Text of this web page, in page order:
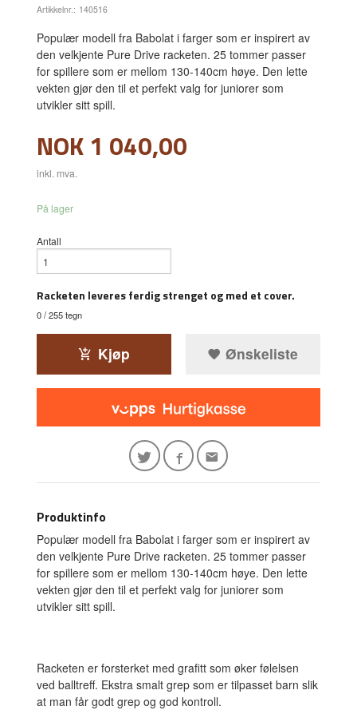
Artikkelnr.: 140516
Populær modell fra Babolat i farger som er inspirert av
den velkjente Pure Drive racketen. 25 tommer passer
for spillere som er mellom 130-140cm høye. Den lette
vekten gjør den til et perfekt valg for juniorer som
utvikler sitt spill.
Pris
NOK1 040,00
inkl. mva.
På lager
Antall
Racketen leveres ferdig strenget og med et cover.
0/ 255 tegn
Kjøp Ønskeliste
Produktinfo
Populær modell fra Babolat i farger som er inspirert av
den velkjente Pure Drive racketen. 25 tommer passer
for spillere som er mellom 130-140cm høye. Den lette
vekten gjør den til et perfekt valg for juniorer som
utvikler sitt spill.
Racketen er forsterket med grafitt som øker følelsen
ved balltreff. Ekstra smalt grep som er tilpasset barn slik
at man får godt grep og god kontroll.